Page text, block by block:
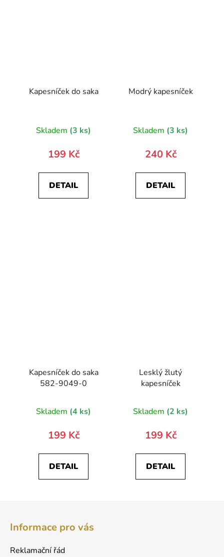
Kapesníček do saka
Skladem (3 ks)
199 Kč
DETAIL
Modrý kapesníček
Skladem (3 ks)
240 Kč
DETAIL
Kapesníček do saka
582-9049-0
Skladem (4 ks)
199 Kč
DETAIL
Lesklý žlutý
kapesníček
Skladem (2 ks)
199 Kč
DETAIL
Informace pro vás
Reklamační řád